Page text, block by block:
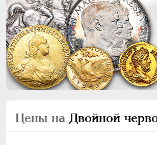
Цены на Двойной